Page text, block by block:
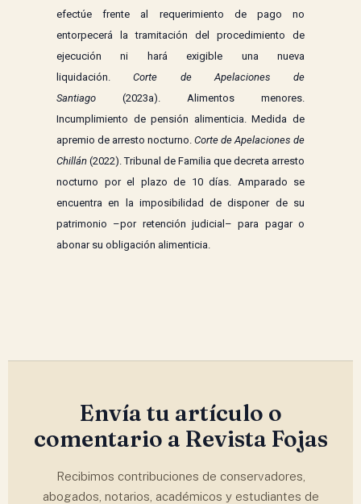
efectúe frente al requerimiento de pago no
entorpecerá la tramitación del procedimiento de
ejecución ni hará exigible una nueva
liquidación.Corte de Apelaciones de
Santiago (2023a). Alimentos menores.
Incumplimiento de pensión alimenticia. Medida de
apremio de arresto nocturno. Corte de Apelaciones de
Chillán (2022). Tribunal de Familia que decreta arresto
nocturno por el plazo de 10 días. Amparado se
encuentra en la imposibilidad de disponer de su
patrimonio –por retención judicial– para pagar o
abonar su obligación alimenticia.
Envía tu artículo o
comentario a Revista Fojas
Recibimos contribuciones de conservadores,
abogados, notarios, académicos y estudiantes de